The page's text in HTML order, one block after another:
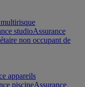
studioAssurance
non occupant de
appareils
piscineAssurance